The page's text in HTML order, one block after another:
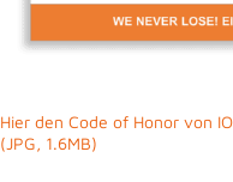
Hier den Code of Honor von
(JPG, 1.6MB)